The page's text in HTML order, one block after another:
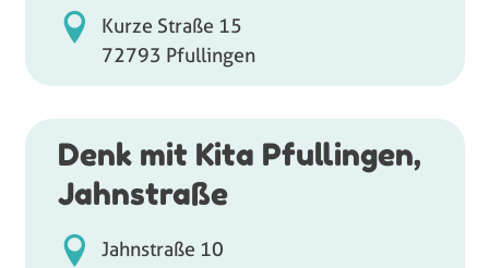
Kurze Straße 15
72793 Pfullingen
Denk mit Kita Pfullingen,
Jahnstraße
Jahnstraße 10